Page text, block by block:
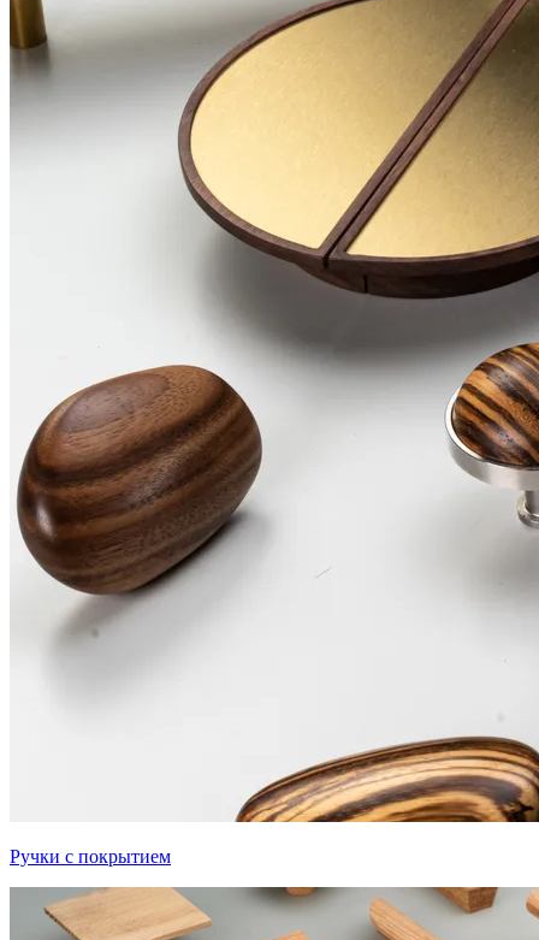
Ручки с покрытием